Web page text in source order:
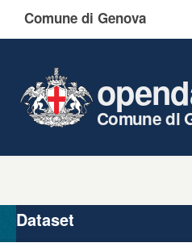
Comune di Genova
Comune di
Organizzazioni
Gruppi
Dataset